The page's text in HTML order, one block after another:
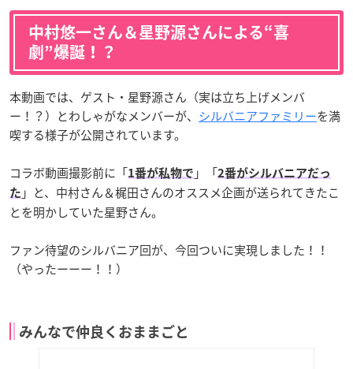
中村悠一さん＆星野源さんによる“喜
劇”爆誕！？
本動画では、ゲスト・星野源さん（実は立ち上げメンバ
ー！？）とわしゃがなメンバーが、 シルバニアファミリーを満
喫する様子が公開されています。
コラボ動画撮影前に「1番が私物で 」「2番がシルバニアだっ
た 」と、中村さん＆梶田さんのオススメ企画が送られてきたこ
とを明かしていた星野さん。
ファン待望のシルバニア回が、今回ついに実現しました！！
（やったーーー！！）
みんなで仲良くおままごと